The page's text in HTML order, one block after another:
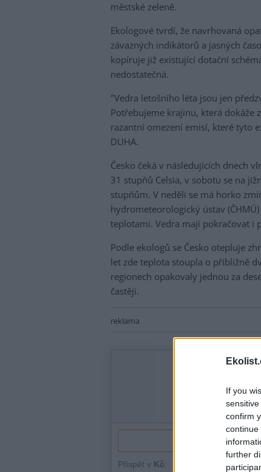
If you
confirm
continue
further
městské zeleně.
Ekologové tvrdí, že navrhovaná
závazných indikátorů a jasných
kopíruje již existující dotační
nedostatečná.
"Vedra letošního léta jsou jen
Potřebujeme krajinu, která dokáže
razantní omezení emisí, které tyto
DUHA.
Česko čeká v následujících dnech
31 stupňů Celsia, v sobotu se na
stupňům. V neděli se má horko
hydrometeorologický ústav
teplotami. Vedra mají pokračovat i
Podle ekologů se Česko otepluje
let zde teplota stoupla o přibližně
regionech opakovaly jednou za
častěji.
reklama